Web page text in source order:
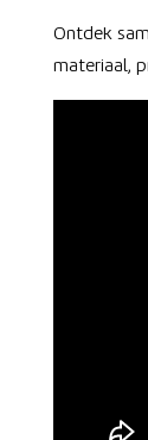
Ontdek
materiaal,